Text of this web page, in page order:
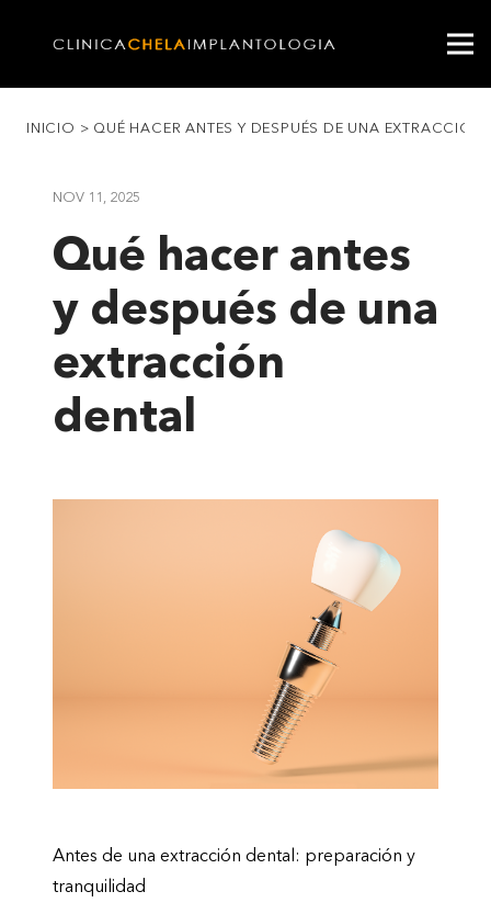
INICIO > QUÉ HACER ANTES Y DESPUÉS DE UNA EXTRACCIÓN
NOV 11, 2025
Qué hacer antes
y después de una
extracción
dental
Antes de una extracción dental: preparación y
tranquilidad